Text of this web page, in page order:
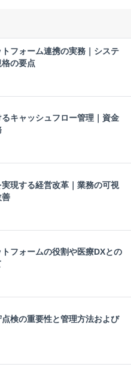
トフォーム連携の実務｜システ
の要点
キャッシュフロー管理｜資金
現する経営改革｜業務の可視
善
フォームの役割や医療DXとの
検の重要性と管理方法および